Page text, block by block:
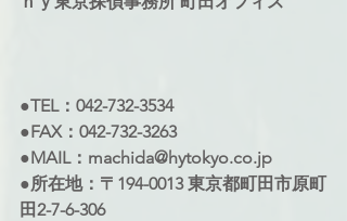
●TEL：042-732-3534
●FAX：042-732-3263
●MAIL：machida@hytokyo.co.jp
●所在地：〒194-0013 東京都町田市原町
田2-7-6-306